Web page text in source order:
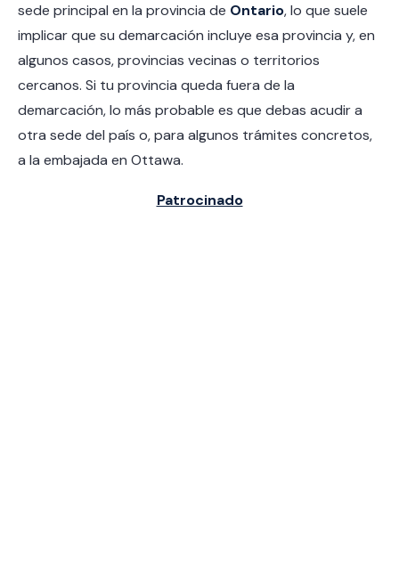
sede principal en la provincia de Ontario, lo que suele
implicar que su demarcación incluye esa provincia y, en
algunos casos, provincias vecinas o territorios
cercanos. Si tu provincia queda fuera de la
demarcación, lo más probable es que debas acudir a
otra sede del país o, para algunos trámites concretos,
a la embajada en Ottawa.